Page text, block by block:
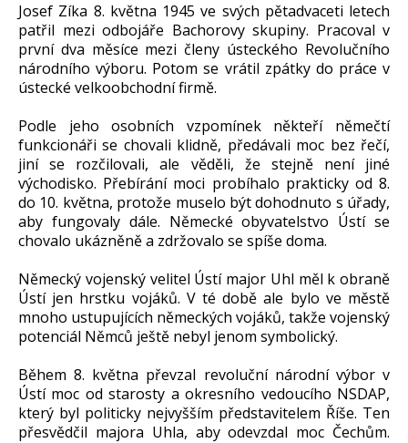
Josef Zíka 8. května 1945 ve svých pětadvaceti letech
patřil mezi odbojáře Bachorovy skupiny. Pracoval v
první dva měsíce mezi členy ústeckého Revolučního
národního výboru. Potom se vrátil zpátky do práce v
ústecké velkoobchodní firmě.
Podle jeho osobních vzpomínek někteří němečtí
funkcionáři se chovali klidně, předávali moc bez řečí,
jiní se rozčilovali, ale věděli, že stejně není jiné
východisko. Přebírání moci probíhalo prakticky od 8.
do 10. května, protože muselo být dohodnuto s úřady,
aby fungovaly dále. Německé obyvatelstvo Ústí se
chovalo ukázněně a zdržovalo se spíše doma.
Německý vojenský velitel Ústí major Uhl měl k obraně
Ústí jen hrstku vojáků. V té době ale bylo ve městě
mnoho ustupujících německých vojáků, takže vojenský
potenciál Němců ještě nebyl jenom symbolický.
Během 8. května převzal revoluční národní výbor v
Ústí moc od starosty a okresního vedoucího NSDAP,
který byl politicky nejvyšším představitelem Říše. Ten
přesvědčil majora Uhla, aby odevzdal moc Čechům.